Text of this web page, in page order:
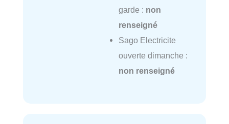
garde : non
renseigné
Sago Electricite
ouverte dimanche :
non renseigné